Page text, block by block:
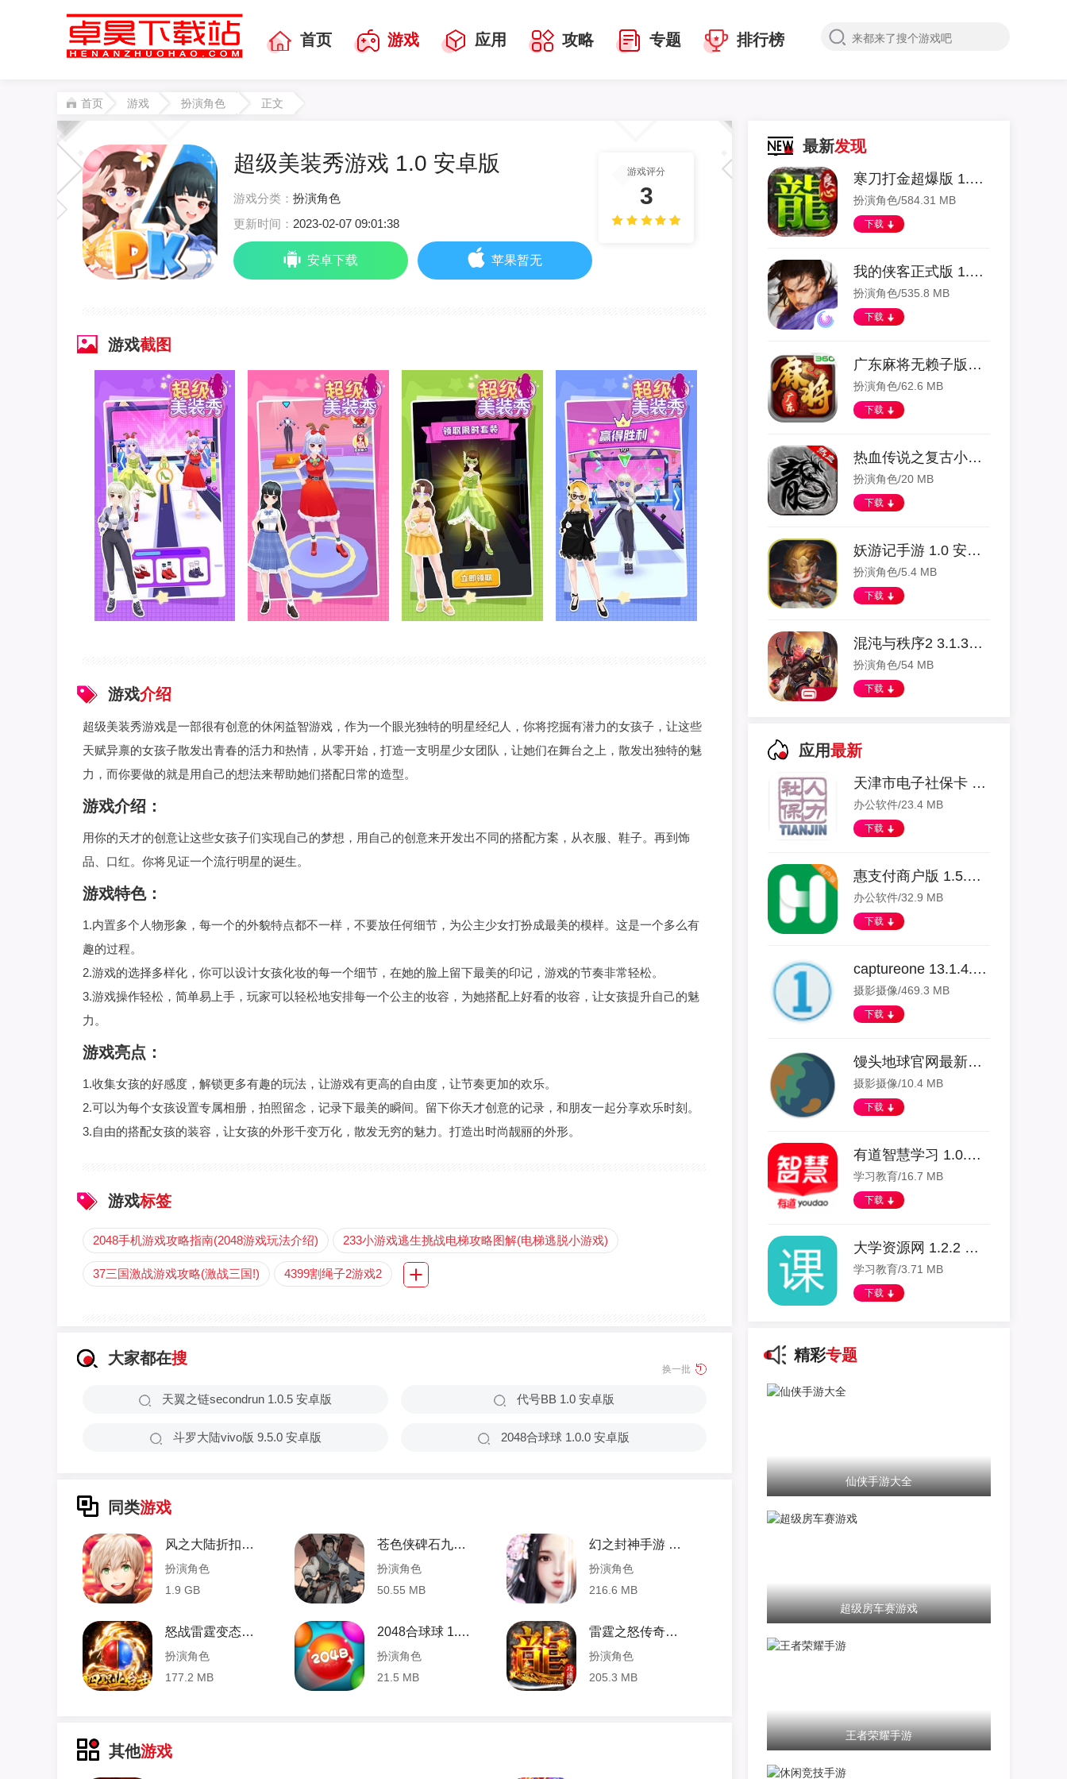
首页 游戏 应用 攻略 专题 排行榜
首页 游戏 扮演角色 正文
超级美装秀游戏 1.0 安卓版
游戏分类： 扮演角色
更新时间： 2023-02-07 09:01:38
安卓下载 苹果暂无
游戏评分
3
游戏截图
游戏介绍
超级美装秀游戏是一部很有创意的休闲益智游戏，作为一个眼光独特的明星经纪人，你将挖掘有潜力的女孩子，让这些
天赋异禀的女孩子散发出青春的活力和热情，从零开始，打造一支明星少女团队，让她们在舞台之上，散发出独特的魅
力，而你要做的就是用自己的想法来帮助她们搭配日常的造型。
游戏介绍：
用你的天才的创意让这些女孩子们实现自己的梦想，用自己的创意来开发出不同的搭配方案，从衣服、鞋子。再到饰
品、口红。你将见证一个流行明星的诞生。
游戏特色：
1.内置多个人物形象，每一个的外貌特点都不一样，不要放任何细节，为公主少女打扮成最美的模样。这是一个多么有
趣的过程。
2.游戏的选择多样化，你可以设计女孩化妆的每一个细节，在她的脸上留下最美的印记，游戏的节奏非常轻松。
3.游戏操作轻松，简单易上手，玩家可以轻松地安排每一个公主的妆容，为她搭配上好看的妆容，让女孩提升自己的魅
力。
游戏亮点：
1.收集女孩的好感度，解锁更多有趣的玩法，让游戏有更高的自由度，让节奏更加的欢乐。
2.可以为每个女孩设置专属相册，拍照留念，记录下最美的瞬间。留下你天才创意的记录，和朋友一起分享欢乐时刻。
3.自由的搭配女孩的装容，让女孩的外形千变万化，散发无穷的魅力。打造出时尚靓丽的外形。
游戏标签
2048手机游戏攻略指南(2048游戏玩法介绍) 233小游戏逃生挑战电梯攻略图解(电梯逃脱小游戏)
37三国激战游戏攻略(激战三国!) 4399割绳子2游戏2
大家都在搜
换一批
天翼之链secondrun 1.0.5 安卓版 代号BB 1.0 安卓版
斗罗大陆vivo版 9.5.0 安卓版 2048合球球 1.0.0 安卓版
同类游戏
风之大陆折扣端 1.58.0 安卓版
扮演角色
1.9 GB
苍色侠碑石九游版 1.00.01 安卓版
扮演角色
50.55 MB
幻之封神手游 1.1 安卓版
扮演角色
216.6 MB
怒战雷霆变态版 1.0 安卓版
扮演角色
177.2 MB
2048合球球 1.0.0 安卓版
扮演角色
21.5 MB
雷霆之怒传奇手游 1.0.3 安卓版
扮演角色
205.3 MB
其他游戏
最新发现
寒刀打金超爆版 1.4.135 安卓版
扮演角色/584.31 MB
下载
我的侠客正式版 1.0.9 安卓版
扮演角色/535.8 MB
下载
广东麻将无赖子版本 6.2.1.0 安卓版
扮演角色/62.6 MB
下载
热血传说之复古小极品 1.0.62000 安卓版
扮演角色/20 MB
下载
妖游记手游 1.0 安卓版
扮演角色/5.4 MB
下载
混沌与秩序2 3.1.3a 安卓版
扮演角色/54 MB
下载
应用最新
天津市电子社保卡 1.0.38 安卓版
办公软件/23.4 MB
下载
惠支付商户版 1.5.2 安卓版
办公软件/32.9 MB
下载
captureone 13.1.4.3 安卓版
摄影摄像/469.3 MB
下载
馒头地球官网最新版 1.12.0 安卓版
摄影摄像/10.4 MB
下载
有道智慧学习 1.0.16 安卓版
学习教育/16.7 MB
下载
大学资源网 1.2.2 安卓版
学习教育/3.71 MB
下载
精彩专题
仙侠手游大全
超级房车赛游戏
王者荣耀手游